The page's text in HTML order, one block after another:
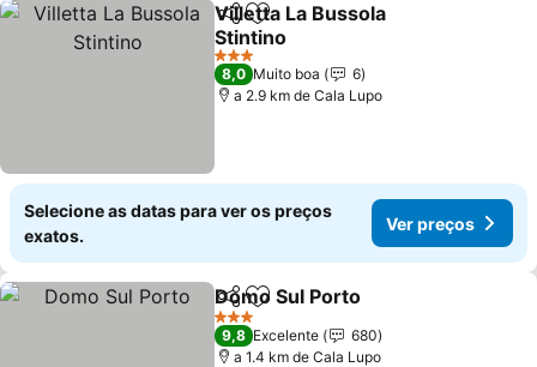
PartilharAdicionar aos favoritos
Villetta La Bussola
Stintino
3 Estrelas
8,0 Muito boa
6
a 2.9 km de Cala Lupo
Selecione as datas para ver os preços
exatos.
Ver preços
PartilharAdicionar aos favoritos
Domo Sul Porto
3 Estrelas
9,8 Excelente
680
a 1.4 km de Cala Lupo